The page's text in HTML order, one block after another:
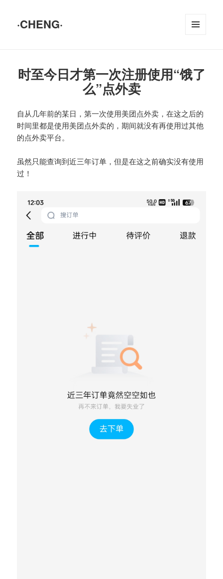
·CHENG·
时至今日才第一次注册使用“饿了
么”点外卖
自从几年前的某日，第一次使用美团点外卖，在这之后的
时间里都是使用美团点外卖的，期间就没有再使用过其他
的点外卖平台。
虽然只能查询到近三年订单，但是在这之前确实没有使用
过！